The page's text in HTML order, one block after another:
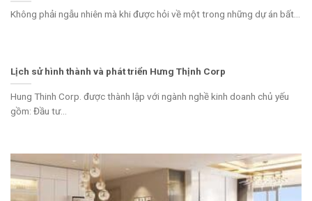
Không phải ngẫu nhiên mà khi được hỏi về một trong những dự án bất...
Lịch sử hình thành và phát triển Hưng Thịnh Corp
Hung Thinh Corp. được thành lập với ngành nghề kinh doanh chủ yếu
gồm: Đầu tư...